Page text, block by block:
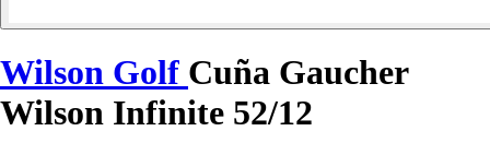
Wilson Golf Cuña Gaucher
Wilson Infinite 52/12